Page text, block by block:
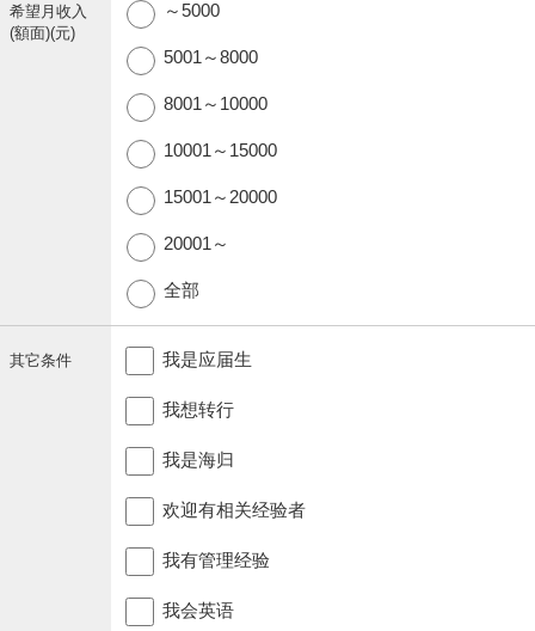
希望月收入
(額面)(元)
～5000
5001～8000
8001～10000
10001～15000
15001～20000
20001～
全部
其它条件 我是应届生
我想转行
我是海归
欢迎有相关经验者
我有管理经验
我会英语